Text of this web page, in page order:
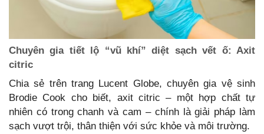
Chuyên gia tiết lộ “vũ khí” diệt sạch vết ố: Axit
citric
Chia sẻ trên trang Lucent Globe, chuyên gia vệ sinh
Brodie Cook cho biết, axit citric – một hợp chất tự
nhiên có trong chanh và cam – chính là giải pháp làm
sạch vượt trội, thân thiện với sức khỏe và môi trường.